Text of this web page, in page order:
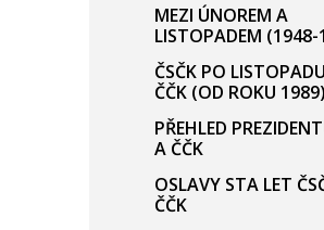
MEZI ÚNOREM A
LISTOPADEM
ČSČK PO
ČČK (OD ROKU 1989)
PŘEHLED
A ČČK
OSLAVY STA LET
ČČK